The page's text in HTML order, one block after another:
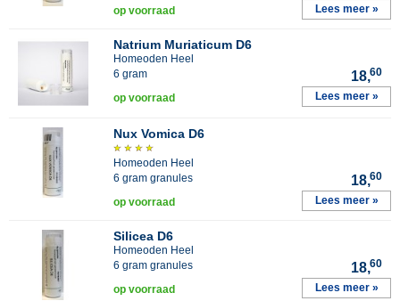
op voorraad Lees meer »
Natrium Muriaticum D6
Homeoden Heel
6 gram
18,60
op voorraad Lees meer »
Nux Vomica D6
Homeoden Heel
6 gram granules
18,60
op voorraad Lees meer »
Silicea D6
Homeoden Heel
6 gram granules
18,60
op voorraad Lees meer »